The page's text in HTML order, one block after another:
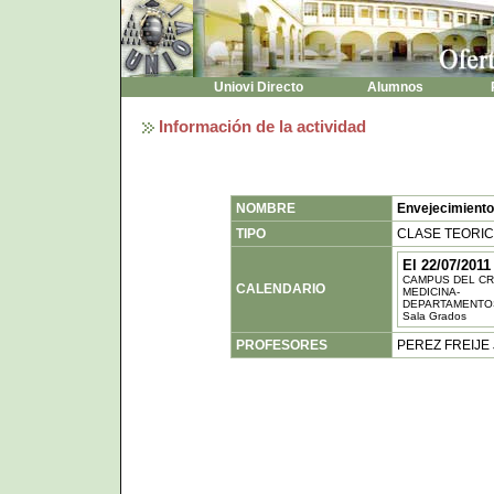
Uniovi Directo Alumnos
Información de la actividad
NOMBRE
TIPO
CLASE
CALENDARIO
El 22/07/2011
CAMPUS DEL
MEDICINA-
Sala Grados
PROFESORES PEREZ